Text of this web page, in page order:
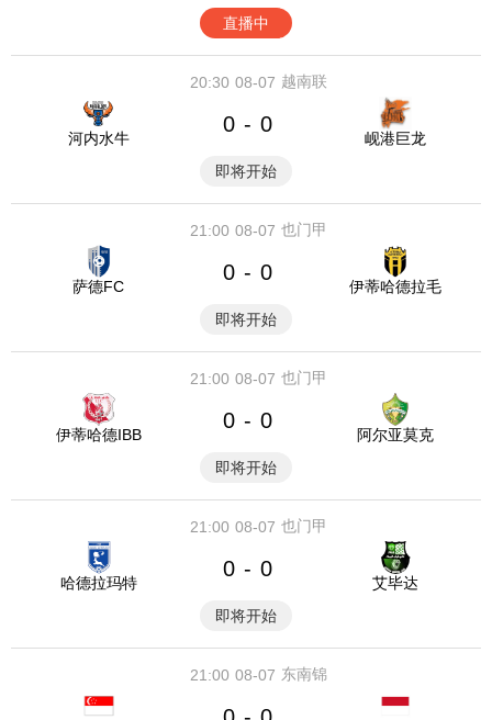
直播中
08-07
20:30 越南联
河内水牛
0 - 0
岘港巨龙
即将开始
08-07
21:00 也门甲
萨德FC
0 - 0
伊蒂哈德拉毛
即将开始
08-07
21:00 也门甲
伊蒂哈德IBB
0 - 0
阿尔亚莫克
即将开始
08-07
21:00 也门甲
哈德拉玛特
0 - 0
艾毕达
即将开始
08-07
21:00 东南锦